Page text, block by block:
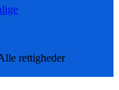
rettigheder